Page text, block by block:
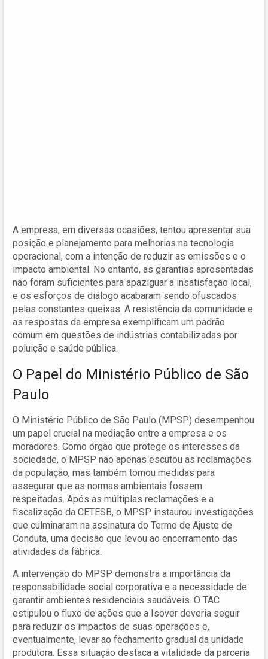
A empresa, em diversas ocasiões, tentou apresentar sua
posição e planejamento para melhorias na tecnologia
operacional, com a intenção de reduzir as emissões e o
impacto ambiental. No entanto, as garantias apresentadas
não foram suficientes para apaziguar a insatisfação local,
e os esforços de diálogo acabaram sendo ofuscados
pelas constantes queixas. A resistência da comunidade e
as respostas da empresa exemplificam um padrão
comum em questões de indústrias contabilizadas por
poluição e saúde pública.
O Papel do Ministério Público de São
Paulo
O Ministério Público de São Paulo (MPSP) desempenhou
um papel crucial na mediação entre a empresa e os
moradores. Como órgão que protege os interesses da
sociedade, o MPSP não apenas escutou as reclamações
da população, mas também tomou medidas para
assegurar que as normas ambientais fossem
respeitadas. Após as múltiplas reclamações e a
fiscalização da CETESB, o MPSP instaurou investigações
que culminaram na assinatura do Termo de Ajuste de
Conduta, uma decisão que levou ao encerramento das
atividades da fábrica.
A intervenção do MPSP demonstra a importância da
responsabilidade social corporativa e a necessidade de
garantir ambientes residenciais saudáveis. O TAC
estipulou o fluxo de ações que a Isover deveria seguir
para reduzir os impactos de suas operações e,
eventualmente, levar ao fechamento gradual da unidade
produtora. Essa situação destaca a vitalidade da parceria